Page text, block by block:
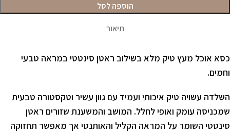
הוספה לסל
תיאור
כסא אוכל מעץ טיק מלא בשילוב ראטן סינטטי במראה טבעי
וחמים.
השלדה עשויה טיק איכותי ועמיד עם גוון עשיר וטקסטורה טבעית
שמכניסה עומק ואופי לחלל. המושב והמשענת שזורים ראטן
סינטטי השומר על המראה הקליל והאותנטי אך מאפשר תחזוקה